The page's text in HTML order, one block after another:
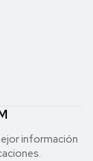
in formación